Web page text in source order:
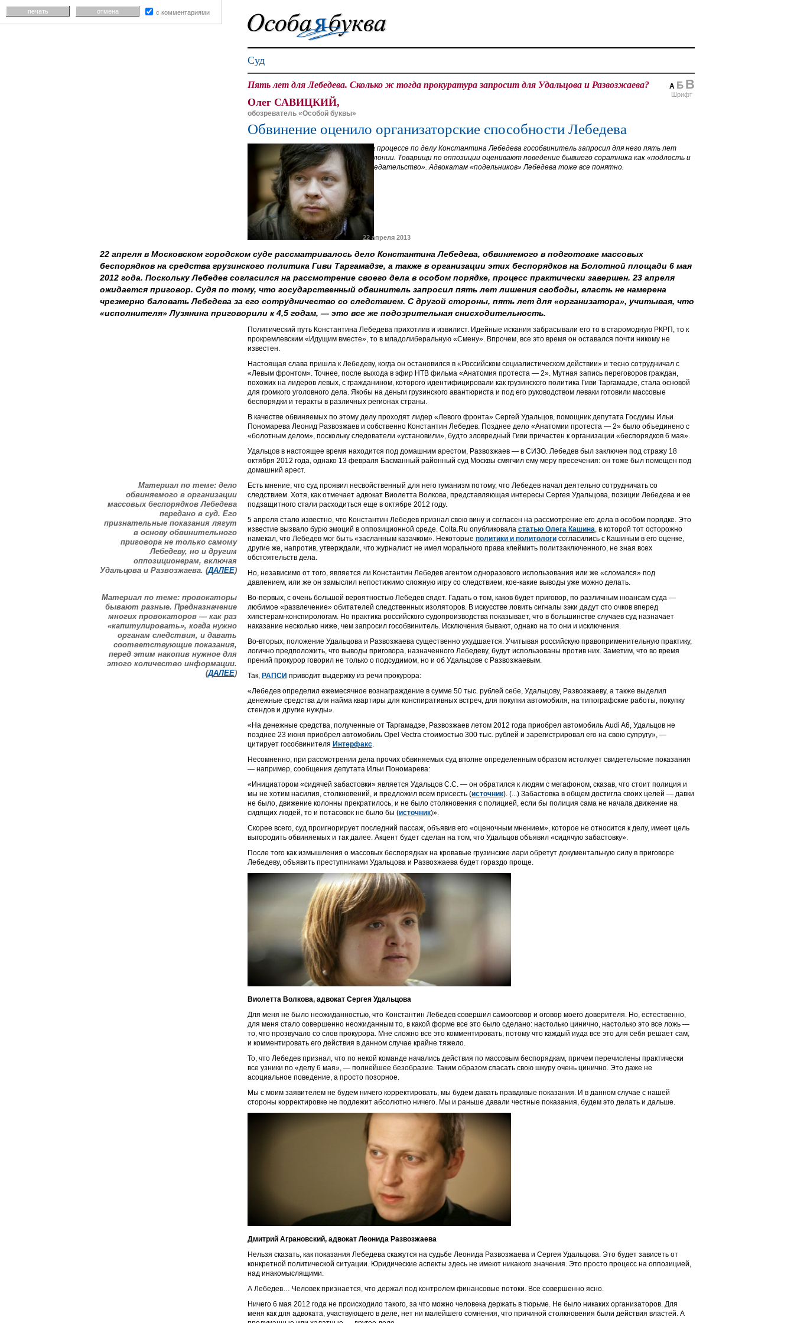
Суд
А Б В
Шрифт
Пять лет для Лебедева. Сколько ж тогда прокуратура запросит для Удальцова и Развозжаева?
Олег САВИЦКИЙ,
обозреватель «Особой буквы»
Обвинение оценило организаторские способности Лебедева
На процессе по делу Константина Лебедева гособвинитель запросил для него пять лет
колонии. Товарищи по оппозиции оценивают поведение бывшего соратника как «подлость и
предательство». Адвокатам «подельников» Лебедева тоже все понятно.
22 апреля 2013
22 апреля в Московском городском суде рассматривалось дело Константина Лебедева, обвиняемого в подготовке массовых
беспорядков на средства грузинского политика Гиви Таргамадзе, а также в организации этих беспорядков на Болотной площади 6 мая
2012 года. Поскольку Лебедев согласился на рассмотрение своего дела в особом порядке, процесс практически завершен. 23 апреля
ожидается приговор. Судя по тому, что государственный обвинитель запросил пять лет лишения свободы, власть не намерена
чрезмерно баловать Лебедева за его сотрудничество со следствием. С другой стороны, пять лет для «организатора», учитывая, что
«исполнителя» Лузянина приговорили к 4,5 годам, — это все же подозрительная снисходительность.
Политический путь Константина Лебедева прихотлив и извилист. Идейные искания забрасывали его то в старомодную РКРП, то к
прокремлевским «Идущим вместе», то в младолиберальную «Смену». Впрочем, все это время он оставался почти никому не
известен.
Настоящая слава пришла к Лебедеву, когда он остановился в «Российском социалистическом действии» и тесно сотрудничал с
«Левым фронтом». Точнее, после выхода в эфир НТВ фильма «Анатомия протеста — 2». Мутная запись переговоров граждан,
похожих на лидеров левых, с гражданином, которого идентифицировали как грузинского политика Гиви Таргамадзе, стала основой
для громкого уголовного дела. Якобы на деньги грузинского авантюриста и под его руководством леваки готовили массовые
беспорядки и теракты в различных регионах страны.
В качестве обвиняемых по этому делу проходят лидер «Левого фронта» Сергей Удальцов, помощник депутата Госдумы Ильи
Пономарева Леонид Развозжаев и собственно Константин Лебедев. Позднее дело «Анатомии протеста — 2» было объединено с
«болотным делом», поскольку следователи «установили», будто зловредный Гиви причастен к организации «беспорядков 6 мая».
Удальцов в настоящее время находится под домашним арестом, Развозжаев — в СИЗО. Лебедев был заключен под стражу 18
октября 2012 года, однако 13 февраля Басманный районный суд Москвы смягчил ему меру пресечения: он тоже был помещен под
домашний арест.
Материал по теме: дело
обвиняемого в организации
массовых беспорядков Лебедева
передано в суд. Его
признательные показания лягут
в основу обвинительного
приговора не только самому
Лебедеву, но и другим
оппозиционерам, включая
Удальцова и Развозжаева. (ДАЛЕЕ)
Есть мнение, что суд проявил несвойственный для него гуманизм потому, что Лебедев начал деятельно сотрудничать со
следствием. Хотя, как отмечает адвокат Виолетта Волкова, представляющая интересы Сергея Удальцова, позиции Лебедева и ее
подзащитного стали расходиться еще в октябре 2012 году.
5 апреля стало известно, что Константин Лебедев признал свою вину и согласен на рассмотрение его дела в особом порядке. Это
известие вызвало бурю эмоций в оппозиционной среде. Colta.Ru опубликовала статью Олега Кашина, в которой тот осторожно
намекал, что Лебедев мог быть «засланным казачком». Некоторые политики и политологисогласились с Кашиным в его оценке,
другие же, напротив, утверждали, что журналист не имел морального права клеймить политзаключенного, не зная всех
обстоятельств дела.
Но, независимо от того, является ли Константин Лебедев агентом одноразового использования или же «сломался» под
давлением, или же он замыслил непостижимо сложную игру со следствием, кое-какие выводы уже можно делать.
Материал по теме: провокаторы
бывают разные. Предназначение
многих провокаторов — как раз
«капитулировать», когда нужно
органам следствия, и давать
соответствующие показания,
перед этим накопив нужное для
этого количество информации.
(ДАЛЕЕ)
Во-первых, с очень большой вероятностью Лебедев сядет. Гадать о том, каков будет приговор, по различным нюансам суда —
любимое «развлечение» обитателей следственных изоляторов. В искусстве ловить сигналы зэки дадут сто очков вперед
хипстерам-конспирологам. Но практика российского судопроизводства показывает, что в большинстве случаев суд назначает
наказание несколько ниже, чем запросил гособвинитель. Исключения бывают, однако на то они и исключения.
Во-вторых, положение Удальцова и Развозжаева существенно ухудшается. Учитывая российскую правоприменительную практику,
логично предположить, что выводы приговора, назначенного Лебедеву, будут использованы против них. Заметим, что во время
прений прокурор говорил не только о подсудимом, но и об Удальцове с Развозжаевым.
Так, РАПСИ приводит выдержку из речи прокурора:
«Лебедев определил ежемесячное вознаграждение в сумме 50 тыс. рублей себе, Удальцову, Развозжаеву, а также выделил
денежные средства для найма квартиры для конспиративных встреч, для покупки автомобиля, на типографские работы, покупку
стендов и другие нужды».
«На денежные средства, полученные от Таргамадзе, Развозжаев летом 2012 года приобрел автомобиль Audi A6, Удальцов не
позднее 23 июня приобрел автомобиль Opel Vectra стоимостью 300 тыс. рублей и зарегистрировал его на свою супругу», —
цитирует гособвинителя Интерфакс.
Несомненно, при рассмотрении дела прочих обвиняемых суд вполне определенным образом истолкует свидетельские показания
— например, сообщения депутата Ильи Пономарева:
«Инициатором «сидячей забастовки» является Удальцов С.С. — он обратился к людям с мегафоном, сказав, что стоит полиция и
мы не хотим насилия, столкновений, и предложил всем присесть (источник). (...) Забастовка в общем достигла своих целей — давки
не было, движение колонны прекратилось, и не было столкновения с полицией, если бы полиция сама не начала движение на
сидящих людей, то и потасовок не было бы (источник)».
Скорее всего, суд проигнорирует последний пассаж, объявив его «оценочным мнением», которое не относится к делу, имеет цель
выгородить обвиняемых и так далее. Акцент будет сделан на том, что Удальцов объявил «сидячую забастовку».
После того как измышления о массовых беспорядках на кровавые грузинские лари обретут документальную силу в приговоре
Лебедеву, объявить преступниками Удальцова и Развозжаева будет гораздо проще.
Виолетта Волкова, адвокат Сергея Удальцова
Для меня не было неожиданностью, что Константин Лебедев совершил самооговор и оговор моего доверителя. Но, естественно,
для меня стало совершенно неожиданным то, в какой форме все это было сделано: настолько цинично, настолько это все ложь —
то, что прозвучало со слов прокурора. Мне сложно все это комментировать, потому что каждый иуда все это для себя решает сам,
и комментировать его действия в данном случае крайне тяжело.
То, что Лебедев признал, что по некой команде начались действия по массовым беспорядкам, причем перечислены практически
все узники по «делу 6 мая», — полнейшее безобразие. Таким образом спасать свою шкуру очень цинично. Это даже не
асоциальное поведение, а просто позорное.
Мы с моим заявителем не будем ничего корректировать, мы будем давать правдивые показания. И в данном случае с нашей
стороны корректировке не подлежит абсолютно ничего. Мы и раньше давали честные показания, будем это делать и дальше.
Дмитрий Аграновский, адвокат Леонида Развозжаева
Нельзя сказать, как показания Лебедева скажутся на судьбе Леонида Развозжаева и Сергея Удальцова. Это будет зависеть от
конкретной политической ситуации. Юридические аспекты здесь не имеют никакого значения. Это просто процесс на оппозицией,
над инакомыслящими.
А Лебедев… Человек признается, что держал под контролем финансовые потоки. Все совершенно ясно.
Ничего 6 мая 2012 года не происходило такого, за что можно человека держать в тюрьме. Не было никаких организаторов. Для
меня как для адвоката, участвующего в деле, нет ни малейшего сомнения, что причиной столкновения были действия властей. А
печать отмена с комментариями